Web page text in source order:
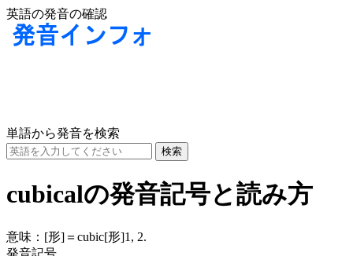
英語の発音の確認
単語から発音を検索
cubicalの発音記号と読み方
意味： [形] ＝cubic[形]1, 2.
発音記号